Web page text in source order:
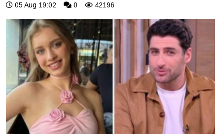
05 Aug 19:02 0 42196